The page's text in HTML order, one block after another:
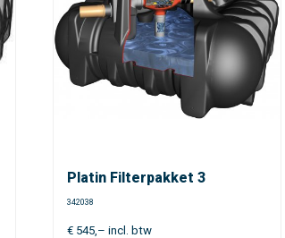
Platin Filterpakket 3
342038
€ 545,– incl. btw